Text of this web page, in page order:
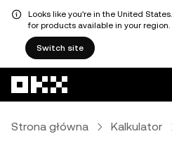
Looks like you're in the United
for products available in your region.
Switch site
Strona główna Kalkulator